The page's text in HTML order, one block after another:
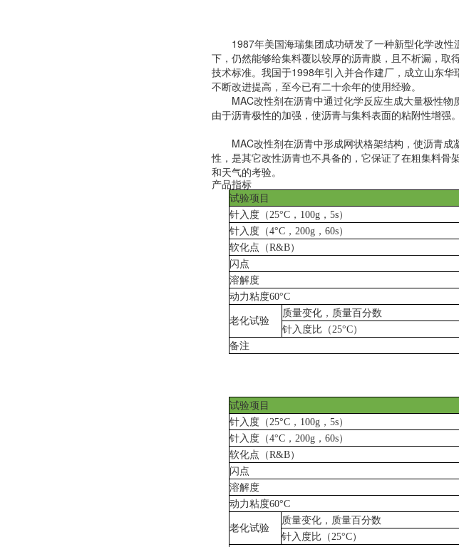
1987年美国海瑞集团成功研发了一种新型化学改性
下，仍然能够给集料覆以较厚的沥青膜，且不析漏，取
技术标准。我国于1998年引入并合作建厂，成立山东华
不断改进提高，至今已有二十余年的使用经验。
MAC改性剂在沥青中通过化学反应生成大量极性
由于沥青极性的加强，使沥青与集料表面的粘附性增强
MAC改性剂在沥青中形成网状格架结构，使沥青
性，是其它改性沥青也不具备的，它保证了在粗集料骨
和天气的考验。
产品指标
试验项目
针入度（25°C ， 100g ， 5s）
针入度（4°C ， 200g ， 60s）
软化点（R&B）
闪点
溶解度
动力粘度60°C
老化试验
质量变化，质量百分数
针入度比（25°C）
备注
试验项目
针入度（25°C ， 100g ， 5s）
针入度（4°C ， 200g ， 60s）
软化点（R&B）
闪点
溶解度
动力粘度60°C
老化试验
质量变化，质量百分数
针入度比（25°C）